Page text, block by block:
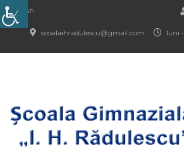
English
luni
scoalaihradulescu@gmail.com